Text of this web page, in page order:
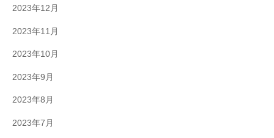
2023年12月
2023年11月
2023年10月
2023年9月
2023年8月
2023年7月